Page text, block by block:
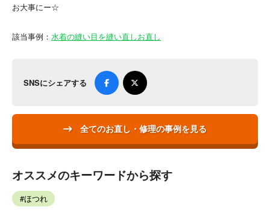
お大事にー☆
該当事例： 水着の縫い目を縫い直しお直し
SNSにシェアする
全てのお直し・修理の事例を見る
オススメのキーワードから探す
ほつれ